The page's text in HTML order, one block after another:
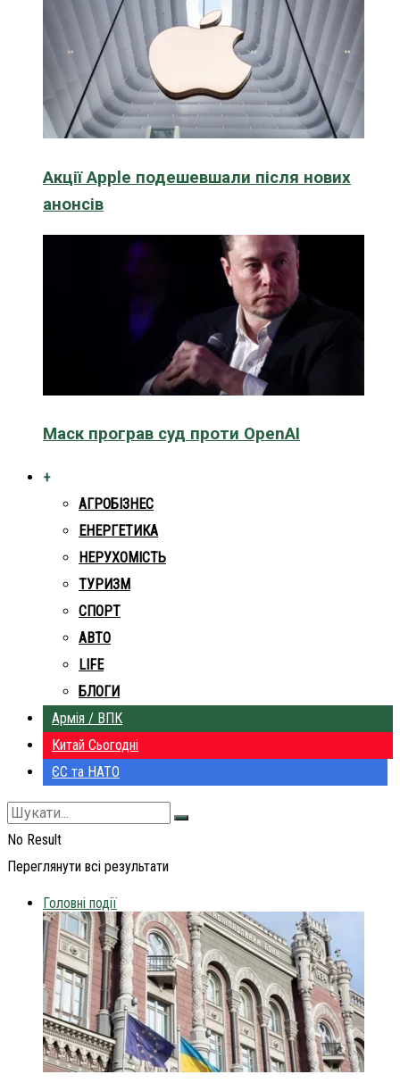
Акції Apple подешевшали після нових
анонсів
Маск програв суд проти OpenAI
+
АГРОБІЗНЕС
ЕНЕРГЕТИКА
НЕРУХОМІСТЬ
ТУРИЗМ
СПОРТ
АВТО
LIFE
БЛОГИ
Армія / ВПК
Китай Сьогодні
ЄС та НАТО
No Result
Переглянути всі результати
Головні події